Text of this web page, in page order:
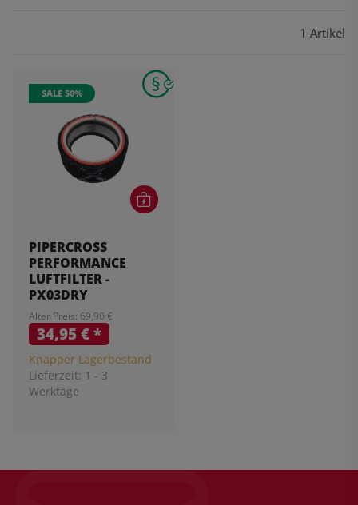
1 Artikel
SALE 50%
PIPERCROSS
PERFORMANCE
LUFTFILTER -
PX03DRY
Alter Preis: 69,90 €
34,95 €*
Knapper Lagerbestand
Lieferzeit: 1 - 3
Werktage